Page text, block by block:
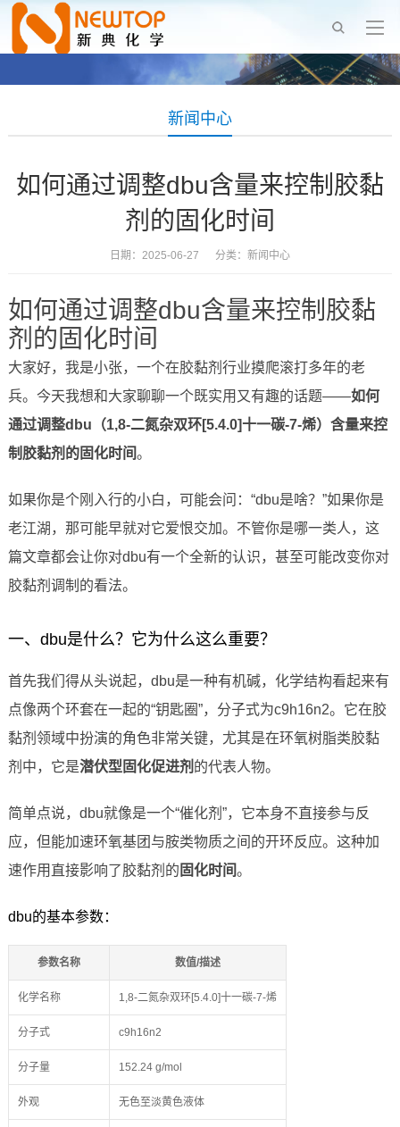
新闻中心
如何通过调整dbu含量来控制胶黏
剂的固化时间
日期：2025-06-27 分类： 新闻中心
如何通过调整dbu含量来控制胶黏
剂的固化时间
大家好，我是小张，一个在胶黏剂行业摸爬滚打多年的老
兵。今天我想和大家聊聊一个既实用又有趣的话题——如何
通过调整dbu（1,8-二氮杂双环[5.4.0]十一碳-7-烯）含量来控
制胶黏剂的固化时间。
如果你是个刚入行的小白，可能会问：“dbu是啥？”如果你是
老江湖，那可能早就对它爱恨交加。不管你是哪一类人，这
篇文章都会让你对dbu有一个全新的认识，甚至可能改变你对
胶黏剂调制的看法。
一、dbu是什么？它为什么这么重要？
首先我们得从头说起，dbu是一种有机碱，化学结构看起来有
点像两个环套在一起的“钥匙圈”，分子式为c9h16n2。它在胶
黏剂领域中扮演的角色非常关键，尤其是在环氧树脂类胶黏
剂中，它是潜伏型固化促进剂 的代表人物。
简单点说，dbu就像是一个“催化剂”，它本身不直接参与反
应，但能加速环氧基团与胺类物质之间的开环反应。这种加
速作用直接影响了胶黏剂的 固化时间。
dbu的基本参数：
参数名称 数值/描述
化学名称 1,8-二氮杂双环[5.4.0]十一碳-7-烯
分子式 c9h16n2
分子量 152.24 g/mol
外观 无色至淡黄色液体